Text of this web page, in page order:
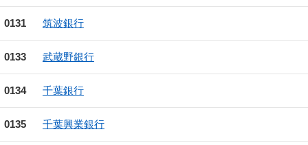
0131 筑波銀行
0133 武蔵野銀行
0134 千葉銀行
0135 千葉興業銀行